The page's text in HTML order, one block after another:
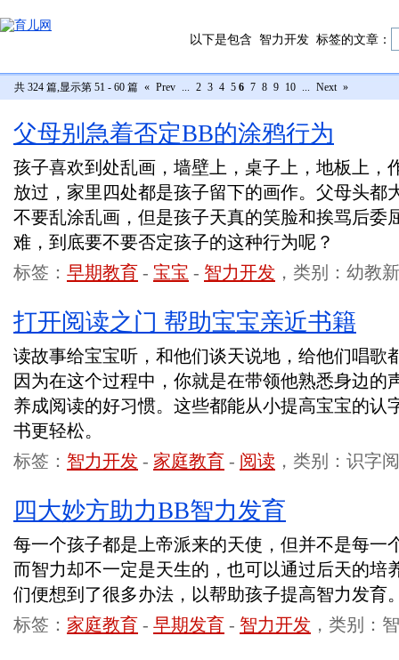
以下是包含 智力开发 标签的文章：
共 324 篇,显示第 51 - 60 篇 « Prev ... 2 3 4 5 6 7 8 9 10 ... Next »
父母别急着否定BB的涂鸦行为
孩子喜欢到处乱画，墙壁上，桌子上，地板上，
放过，家里四处都是孩子留下的画作。父母头都
不要乱涂乱画，但是孩子天真的笑脸和挨骂后委
难，到底要不要否定孩子的这种行为呢？
标签： 早期教育 - 宝宝 - 智力开发 ，类别：幼教
打开阅读之门 帮助宝宝亲近书籍
读故事给宝宝听，和他们谈天说地，给他们唱歌
因为在这个过程中，你就是在带领他熟悉身边的
养成阅读的好习惯。这些都能从小提高宝宝的认
书更轻松。
标签： 智力开发 - 家庭教育 - 阅读 ，类别：识字
四大妙方助力BB智力发育
每一个孩子都是上帝派来的天使，但并不是每一
而智力却不一定是天生的，也可以通过后天的培
们便想到了很多办法，以帮助孩子提高智力发育
标签： 家庭教育 - 早期发育 - 智力开发 ，类别：